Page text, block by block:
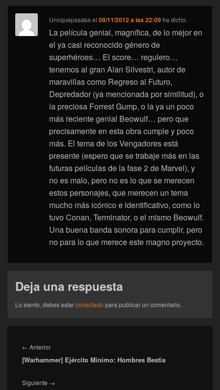
Unoquepasaba el09/11/2012 a las 22:09 ha dicho:
La película genial, magnífica, de lo mejor en
el ya casi reconocido género de
superhéroes… El score… regulero…
tenemos al gran Alan Silvestri, autor de
maravillas como Regreso al Futuro,
Depredador (ya mencionada por similitud), o
la preciosa Forrest Gump, o la ya un poco
más reciente genial Beowulf… pero que
precisamente en esta obra cumple y poco
más. El tema de los Vengadores está
presente (espero que se trabaje más en las
futuras películas de la fase 2 de Marvel), y
no es malo, pero no es lo que se merecen
estos personajes, que merecen un tema
mucho más icónico e identificativo, como lo
tuvo Conan, Terminator, o el mismo Beowulf.
Una buena banda sonora para cumplir, pero
no para lo que merece este magno proyecto.
Deja una respuesta
Lo siento, debes estarconectado para publicar un comentario.
de
entradas
← AnteriorEntrada
anterior:
[Warhammer] Ejército Mínimo: Hombres Bestia
Siguiente →